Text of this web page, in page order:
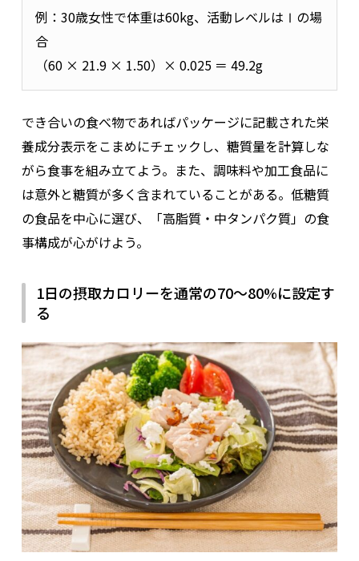
例：30歳女性で体重は60kg、活動レベルはⅠの場
合
（60 × 21.9 × 1.50）× 0.025 ＝ 49.2g
でき合いの食べ物であればパッケージに記載された栄
養成分表示をこまめにチェックし、糖質量を計算しな
がら食事を組み立てよう。また、調味料や加工食品に
は意外と糖質が多く含まれていることがある。低糖質
の食品を中心に選び、「高脂質・中タンパク質」の食
事構成が心がけよう。
1日の摂取カロリーを通常の70〜80%に設定す
る